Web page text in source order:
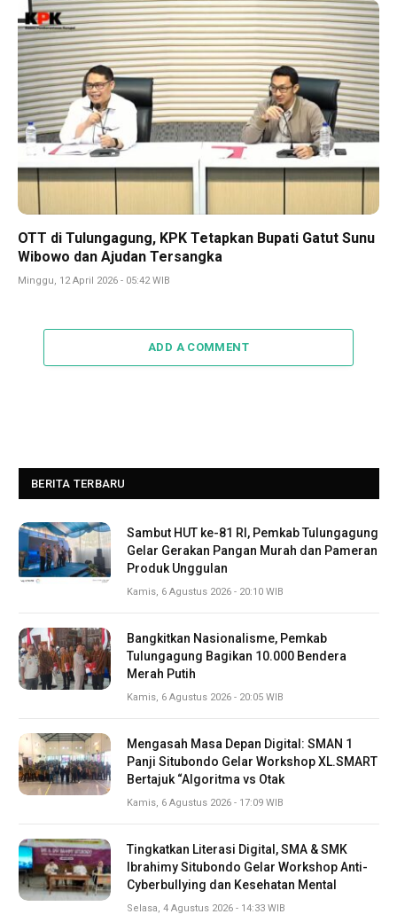
OTT di Tulungagung, KPK Tetapkan Bupati Gatut Sunu
Wibowo dan Ajudan Tersangka
Minggu, 12 April 2026 - 05:42 WIB
ADD A COMMENT
BERITA TERBARU
Sambut HUT ke-81 RI, Pemkab Tulungagung
Gelar Gerakan Pangan Murah dan Pameran
Produk Unggulan
Kamis, 6 Agustus 2026 - 20:10 WIB
Bangkitkan Nasionalisme, Pemkab
Tulungagung Bagikan 10.000 Bendera
Merah Putih
Kamis, 6 Agustus 2026 - 20:05 WIB
Mengasah Masa Depan Digital: SMAN 1
Panji Situbondo Gelar Workshop XL.SMART
Bertajuk “Algoritma vs Otak
Kamis, 6 Agustus 2026 - 17:09 WIB
Tingkatkan Literasi Digital, SMA & SMK
Ibrahimy Situbondo Gelar Workshop Anti-
Cyberbullying dan Kesehatan Mental
Selasa, 4 Agustus 2026 - 14:33 WIB